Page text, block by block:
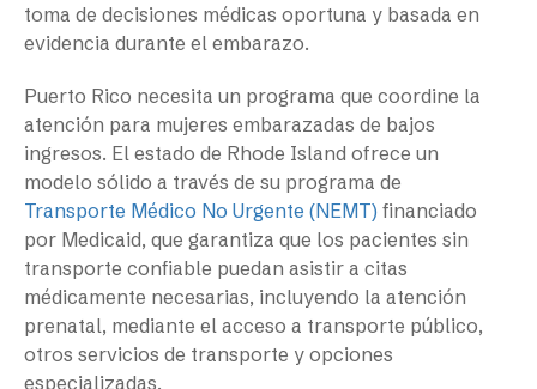
toma de decisiones médicas oportuna y basada en
evidencia durante el embarazo.
Puerto Rico necesita un programa que coordine la
atención para mujeres embarazadas de bajos
ingresos. El estado de Rhode Island ofrece un
modelo sólido a través de su programa de
Transporte Médico No Urgente (NEMT) financiado
por Medicaid, que garantiza que los pacientes sin
transporte confiable puedan asistir a citas
médicamente necesarias, incluyendo la atención
prenatal, mediante el acceso a transporte público,
otros servicios de transporte y opciones
especializadas.